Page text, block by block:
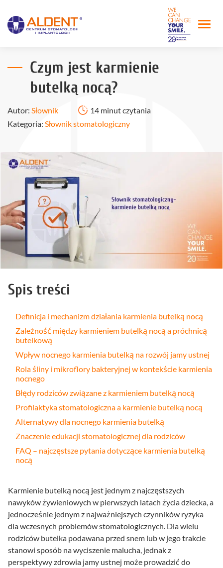
Czym jest karmienie
butelką nocą?
Autor: Słownik
14 minut czytania
Kategoria: Słownik stomatologiczny
Spis treści
Definicja i mechanizm działania karmienia butelką nocą
Zależność między karmieniem butelką nocą a próchnicą
butelkową
Wpływ nocnego karmienia butelką na rozwój jamy ustnej
Rola śliny i mikroflory bakteryjnej w kontekście karmienia
nocnego
Błędy rodziców związane z karmieniem butelką nocą
Profilaktyka stomatologiczna a karmienie butelką nocą
Alternatywy dla nocnego karmienia butelką
Znaczenie edukacji stomatologicznej dla rodziców
FAQ – najczęstsze pytania dotyczące karmienia butelką
nocą
Karmienie butelką nocą jest jednym z najczęstszych
nawyków żywieniowych w pierwszych latach życia dziecka, a
jednocześnie jednym z najważniejszych czynników ryzyka
dla wczesnych problemów stomatologicznych. Dla wielu
rodziców butelka podawana przed snem lub w jego trakcie
stanowi sposób na wyciszenie malucha, jednak z
perspektywy zdrowia jamy ustnej może prowadzić do